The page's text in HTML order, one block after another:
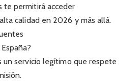
te permitirá acceder
calidad en 2026 y más allá.
un servicio legítimo que respete